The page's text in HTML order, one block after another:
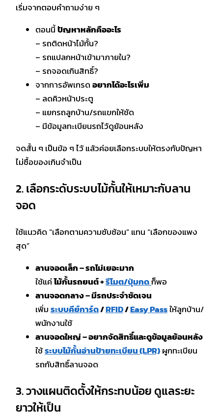
เริ่มจากตอบคำถามง่าย ๆ
ตอนนี้ปัญหาหลักคืออะไร
– รถติดหน้าไม้กั้น?
– รถแปลกหน้าเข้ามาภายใน?
– รถจอดเกินสิทธิ์?
จากการอัพเกรดอยากได้อะไรเพิ่ม
– ลดคิวหน้าประตู
– แยกรถลูกบ้าน/รถแขกให้ชัด
– มีข้อมูลทะเบียนรถไว้ดูย้อนหลัง
จดสั้น ๆ เป็นข้อ ๆ ไว้ แล้วค่อยเลือกระบบให้ตรงกับปัญหา
ไม่ซื้อของเกินจำเป็น
2. เลือกระดับระบบไม้กั้นให้เหมาะกับลาน
จอด
ใช้แนวคิด “เลือกตามความซับซ้อน” แทน “เลือกของแพง
สุด”
ลานจอดเล็ก – รถไม่เยอะมาก
ใช้แค่ไม้กั้นรถยนต์ +รีโมต/ปุ่มกดก็พอ
ลานจอดกลาง – มีรถประจำชัดเจน
เพิ่มระบบคีย์การ์ด/RFID/Easy Passให้ลูกบ้าน/
พนักงานใช้
ลานจอดใหญ่ – อยากจัดสิทธิ์และดูข้อมูลย้อนหลัง
ใช้ระบบไม้กั้นอ่านป้ายทะเบียน (LPR)ผูกทะเบียน
รถกับสิทธิ์ลานจอด
3. วางแผนติดตั้งให้กระทบน้อย ดูแลระยะ
ยาวให้เป็น